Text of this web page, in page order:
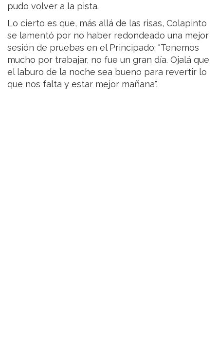
pudo volver a la pista.
Lo cierto es que, más allá de las risas, Colapinto
se lamentó por no haber redondeado una mejor
sesión de pruebas en el Principado: "Tenemos
mucho por trabajar, no fue un gran día. Ojalá que
el laburo de la noche sea bueno para revertir lo
que nos falta y estar mejor mañana".